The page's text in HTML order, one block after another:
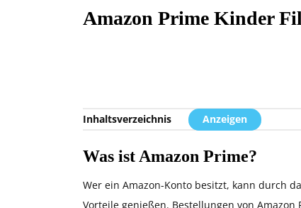
Amazon Prime Kinder
Inhaltsverzeichnis Anzeigen
Was ist Amazon Prime?
Wer ein Amazon-Konto besitzt, kann durch
Vorteile genießen. Bestellungen von